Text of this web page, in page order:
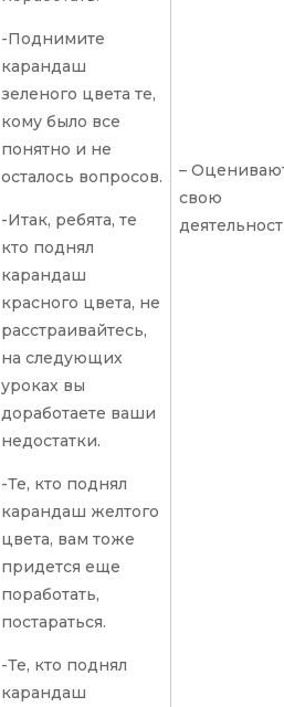
-Поднимите
карандаш
зеленого цвета те,
кому было все
понятно и не
осталось вопросов.
-Итак, ребята, те
кто поднял
карандаш
красного цвета, не
расстраивайтесь,
на следующих
уроках вы
доработаете ваши
недостатки.
-Те, кто поднял
карандаш желтого
цвета, вам тоже
придется еще
поработать,
постараться.
-Те, кто поднял
карандаш
–
свою